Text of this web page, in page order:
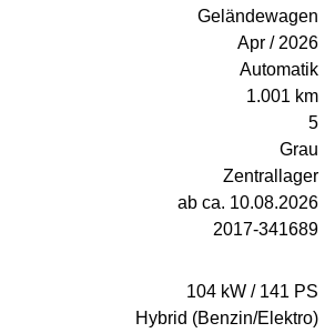
Geländewagen
Apr / 2026
Automatik
1.001 km
5
Grau
Zentrallager
ab ca. 10.08.2026
2017-341689
104 kW / 141 PS
Hybrid (Benzin/Elektro)